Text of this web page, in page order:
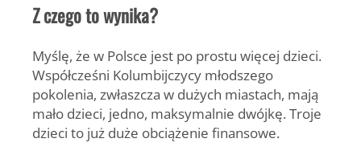
Z czego to wynika?
Myślę, że w Polsce jest po prostu więcej dzieci.
Współcześni Kolumbijczycy młodszego
pokolenia, zwłaszcza w dużych miastach, mają
mało dzieci, jedno, maksymalnie dwójkę. Troje
dzieci to już duże obciążenie finansowe.